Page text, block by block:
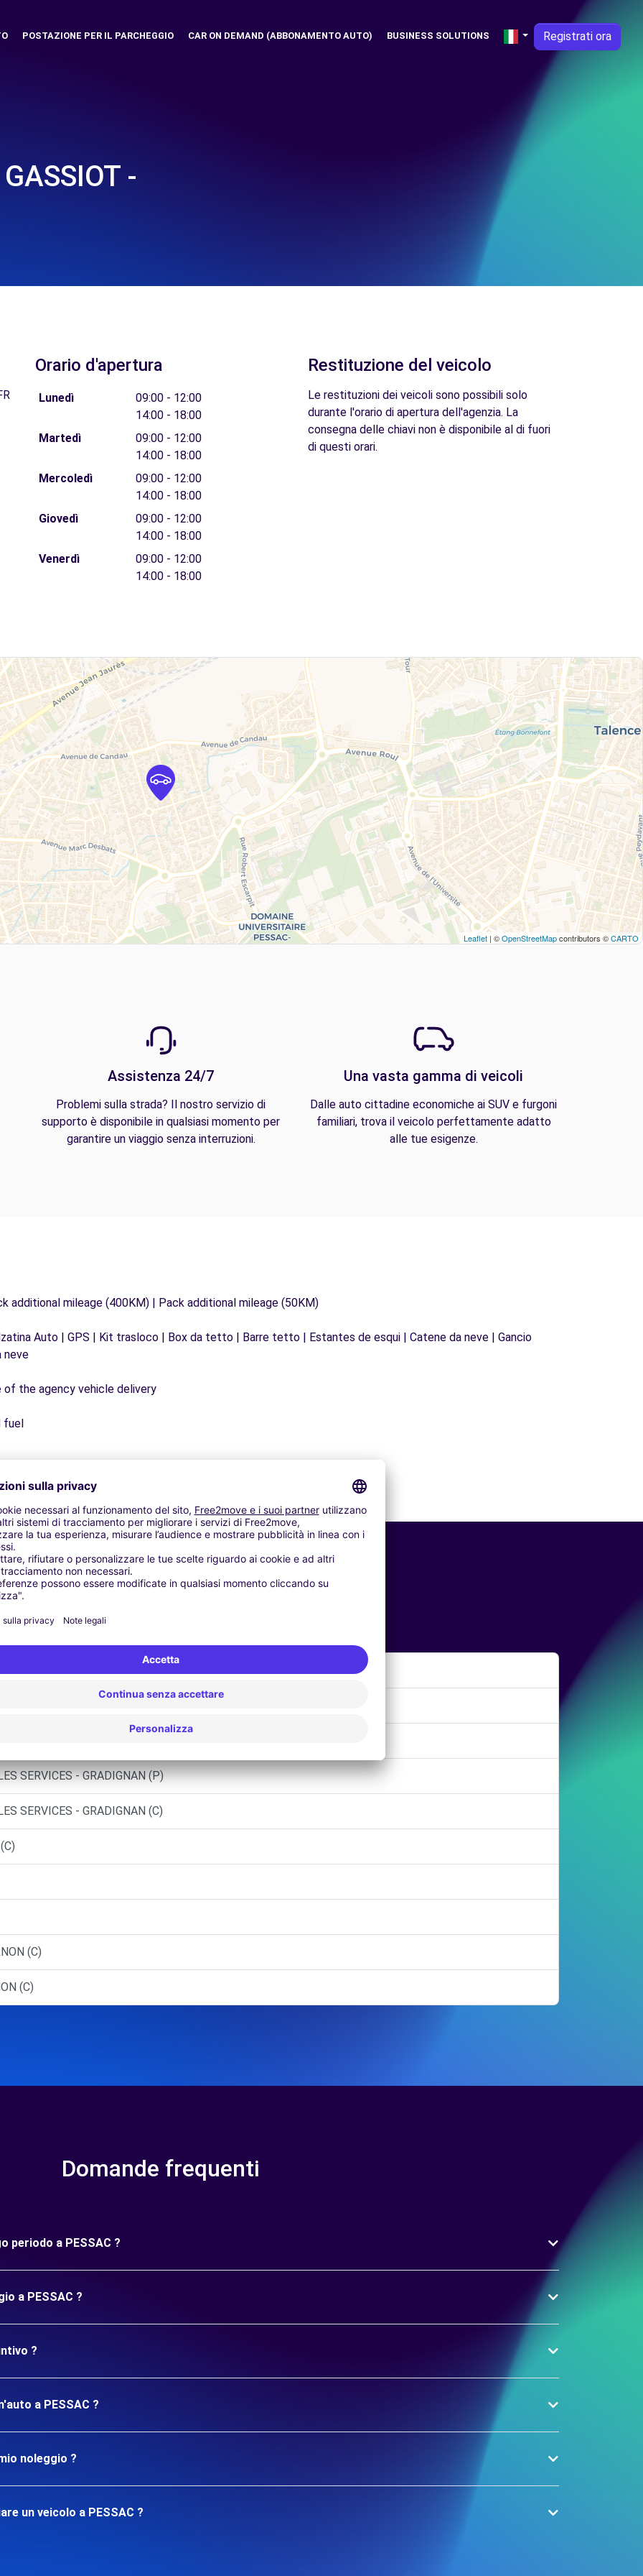
POSTAZIONE PER IL PARCHEGGIO CAR ON DEMAND (ABBONAMENTO AUTO) BUSINESS SOLUTIONS Registrati ora
-
Orario d'apertura
Lunedì
09:00 - 12:00
14:00 - 18:00
Martedì
09:00 - 12:00
14:00 - 18:00
Mercoledì
09:00 - 12:00
14:00 - 18:00
Giovedì
09:00 - 12:00
14:00 - 18:00
Venerdì
09:00 - 12:00
14:00 - 18:00
Restituzione del veicolo
Le restituzioni dei veicoli sono possibili solo
durante l'orario di apertura dell'agenzia. La
consegna delle chiavi non è disponibile al di fuori
di questi orari.
Leaflet | ©OpenStreetMapcontributors ©CARTO
Assistenza 24/7
Problemi sulla strada? Il nostro servizio di
supporto è disponibile in qualsiasi momento per
garantire un viaggio senza interruzioni.
Una vasta gamma di veicoli
Dalle auto cittadine economiche ai SUV e furgoni
familiari, trova il veicolo perfettamente adatto
alle tue esigenze.
additional mileage (400KM) | Pack additional mileage (50KM)
Auto | GPS | Kit trasloco | Box da tetto | Barre tetto | Estantes de esqui | Catene da neve | Gancio
neve
the agency vehicle delivery
fuel
SERVICES - GRADIGNAN (P)
SERVICES - GRADIGNAN (C)
(C)
(C)
Domande frequenti
periodo a PESSAC ?
a PESSAC ?
?
a PESSAC ?
noleggio ?
un veicolo a PESSAC ?